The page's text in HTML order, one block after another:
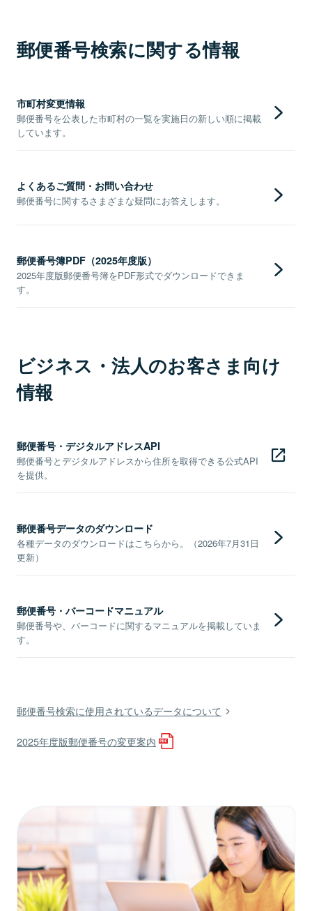
郵便番号検索に関する情報
市町村変更情報
郵便番号を公表した市町村の一覧を実施日の新しい順に掲載
しています。
よくあるご質問・お問い合わせ
郵便番号に関するさまざまな疑問にお答えします。
郵便番号簿PDF（2025年度版）
2025年度版郵便番号簿をPDF形式でダウンロードできま
す。
ビジネス・法人のお客さま向け
情報
郵便番号・デジタルアドレスAPI
郵便番号とデジタルアドレスから住所を取得できる公式API
を提供。
郵便番号データのダウンロード
各種データのダウンロードはこちらから。（2026年7月31日
更新）
郵便番号・バーコードマニュアル
郵便番号や、バーコードに関するマニュアルを掲載していま
す。
郵便番号検索に使用されているデータについて
2025年度版郵便番号の変更案内